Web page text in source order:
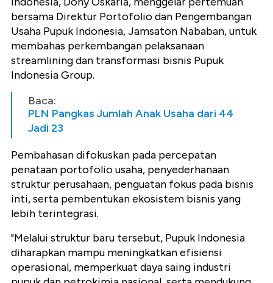
bersama Direktur Portofolio dan Pengembangan
Usaha Pupuk Indonesia, Jamsaton Nababan, untuk
membahas perkembangan pelaksanaan
streamlining dan transformasi bisnis Pupuk
Indonesia Group.
Baca:
PLN Pangkas Jumlah Anak Usaha dari 44
Jadi 23
Pembahasan difokuskan pada percepatan
penataan portofolio usaha, penyederhanaan
struktur perusahaan, penguatan fokus pada bisnis
inti, serta pembentukan ekosistem bisnis yang
lebih terintegrasi.
"Melalui struktur baru tersebut, Pupuk Indonesia
diharapkan mampu meningkatkan efisiensi
operasional, memperkuat daya saing industri